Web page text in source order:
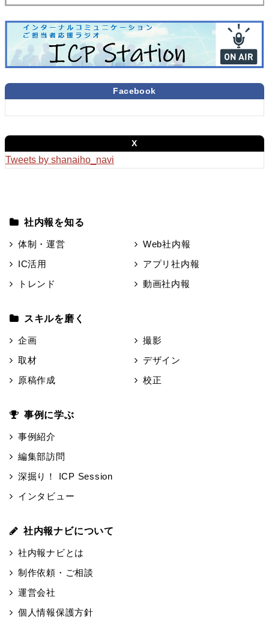
Facebook
X
Tweets by shanaiho_navi
社内報を知る
体制・運営
IC活用
トレンド
Web社内報
アプリ社内報
動画社内報
スキルを磨く
企画
取材
原稿作成
撮影
デザイン
校正
事例に学ぶ
事例紹介
編集部訪問
深掘り！ ICP Session
インタビュー
社内報ナビについて
社内報ナビとは
制作依頼・ご相談
運営会社
個人情報保護方針